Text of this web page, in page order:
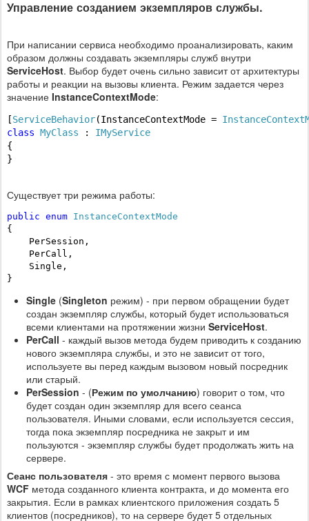
Управление созданием экземпляров службы.
При написании сервиса необходимо проанализировать, каким
образом должны создавать экземпляры служб внутри
ServiceHost. Выбор будет очень сильно зависит от архитектуры
работы и реакции на вызовы клиента. Режим задается через
значение InstanceContextMode:
[ServiceBehavior(InstanceContextMode =
class MyClass : IMyService
{
}
Существует три режима работы:
public enum InstanceContextMode
{
PerSession,
PerCall,
Single,
}
Single (Singleton режим) - при первом обращении будет
создан экземпляр службы, который будет использоваться
всеми клиентами на протяжении жизни ServiceHost.
PerCall - каждый вызов метода будем приводить к созданию
нового экземпляра службы, и это не зависит от того,
используете вы перед каждым вызовом новый посредник
или старый.
PerSession - (Режим по умолчанию) говорит о том, что
будет создан один экземпляр для всего сеанса
пользователя. Иными словами, если используется сессия,
тогда пока экземпляр посредника не закрыт и им
пользуются - экземпляр службы будет продолжать жить на
сервере.
Сеанс пользователя - это время с момент первого вызова
WCF метода созданного клиента контракта, и до момента его
закрытия. Если в рамках клиентского приложения создать 5
клиентов (посредников), то на сервере будет 5 отдельных